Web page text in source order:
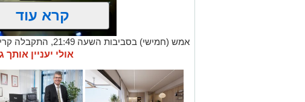
אמש (חמישי) בסביבות
אודות תינוק שננעל בשגגה ברכב לעיני אמו
מישאל שי לוי, מוקדן ידידים שקיבל את השיחה,
ברכה, מתנדב יחידת האופנועים, יחד עם מאיר
קרא עוד
אולי יעניין אותך